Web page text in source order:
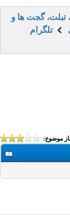
تبلت، گجت ها و
تلگرام
موضوع: